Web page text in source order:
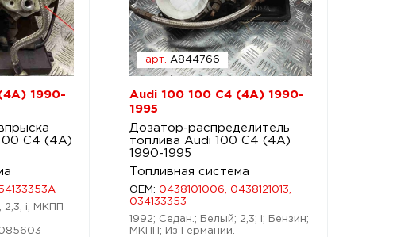
1990-
C4 (4A)
2,3; i; МКПП
арт. A844766
Audi 100 100 C4 (4A) 1990-
1995
Дозатор-распределитель
топлива Audi 100 C4 (4A)
1990-1995
Топливная система
OEM: 0438101006, 0438121013,
034133353
1992; Седан.; Белый; 2,3; i; Бензин;
МКПП; Из Германии.